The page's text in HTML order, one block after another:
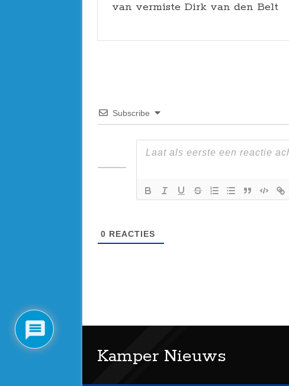
van vermiste Dirk van den Belt
Subscribe
0 REACTIES
Kamper Nieuws